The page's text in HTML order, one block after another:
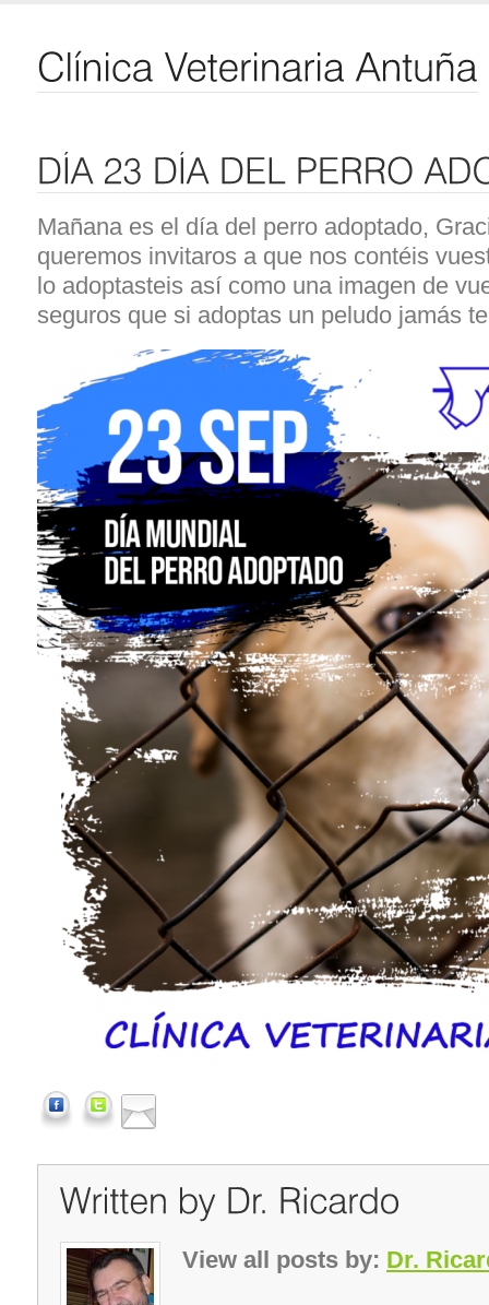
Mañana es el día del perro adoptado,
queremos invitaros a que nos contéis
lo adoptasteis así como una imagen de
seguros que si adoptas un peludo jamás
View all posts by: Dr.